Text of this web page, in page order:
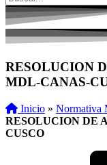
RESOLUCION
MDL-CANAS-
Inicio » Normativa
RESOLUCION DE
CUSCO